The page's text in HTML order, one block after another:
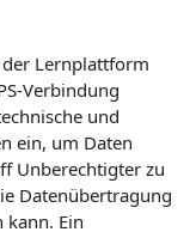
Lernplattform
Verbindung
und
ein, um Daten
Unberechtigter zu
Datenübertragung
kann. Ein